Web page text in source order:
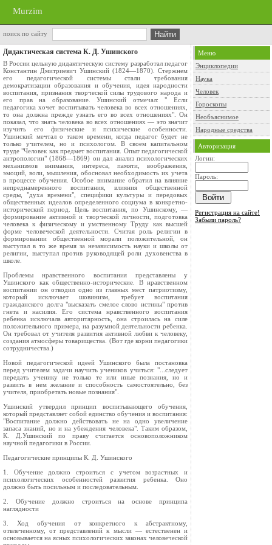
Murzim
поиск по сайту
Дидактическая система К. Д. Ушинского
В России цельную дидактическую систему разработал педагог
Константин Дмитриевич Ушинский (1824—1870). Стержнем
его педагогической системы стали требования
демократизации образования и обучения, идея народности
воспитания, признания творческой силы трудового народа и
его прав на образование. Ушинский отмечал: " Если
педагогика хочет воспитывать человека во всех отношениях,
то она должна прежде узнать его во всех отношениях". Он
показал, что знать человека во всех отношениях — это значит
изучить его физические и психические особенности.
Ушинский мечтал о таком времени, когда педагог будет не
только учителем, но и психологом. В своем капитальном
труде "Человек как предмет воспитания. Опыт педагогической
антропологии" (1868—1869) он дал анализ психологических
механизмов внимания, интереса, памяти, воображения,
эмоций, воли, мышления, обосновал необходимость их учета
в процессе обучения. Особое внимание обратил на влияние
непреднамеренного воспитания, влияния общественной
среды, "духа времени", специфики культуры и передовых
общественных идеалов определенного социума в конкретно-
исторический период. Цель воспитания, по Ушинскому, —
формирование активной и творческой личности, подготовка
человека к физическому и умственному Труду как высшей
форме человеческой деятельности. Считая роль религии в
формировании общественной морали положительной, он
выступал в то же время за независимость науки и школы от
религии, выступал против руководящей роли духовенства в
школе.
Проблемы нравственного воспитания представлены у
Ушинского как общественно-исторические. В нравственном
воспитании он отводил одно из главных мест патриотизму,
который исключает шовинизм, требует воспитания
гражданского долга "высказать смелое слово истины" против
гнета и насилия. Его система нравственного воспитания
ребенка исключала авторитарность, она строилась на силе
положительного примера, на разумной деятельности ребенка.
Он требовал от учителя развития активной любви к человеку,
создания атмосферы товарищества. (Вот где корни педагогики
сотрудничества.)
Новой педагогической идеей Ушинского была постановка
перед учителем задачи научить учеников учиться: "...следует
передать ученику не только те или иные познания, но и
развить в нем желание и способность самостоятельно, без
учителя, приобретать новые познания".
Ушинский утвердил принцип воспитывающего обучения,
который представляет собой единство обучения и воспитания:
"Воспитание должно действовать не на одно увеличение
запаса знаний, но и на убеждения человека". Таким образом,
К. Д.Ушинский по праву считается основоположником
научной педагогики в России.
Педагогические принципы К. Д. Ушинского
1. Обучение должно строиться с учетом возрастных и
психологических особенностей развития ребенка. Оно
должно быть посильным и последовательным.
2. Обучение должно строиться на основе принципа
наглядности
3. Ход обучения от конкретного к абстрактному,
отвлеченному, от представлений к мысли — естественен и
основывается на ясных психологических законах человеческой
Меню
Энциклопедии
Наука
Человек
Гороскопы
Необъяснимое
Народные средства
Авторизация
Логин:
Пароль:
Регистрация на сайте!
Забыли пароль?